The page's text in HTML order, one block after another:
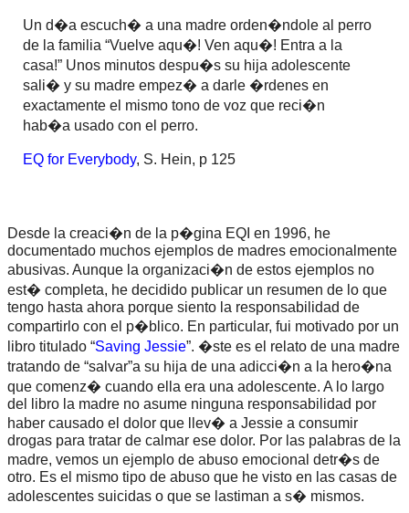
Un d�a escuch� a una madre orden�ndole al perro
de la familia “Vuelve aqu�! Ven aqu�! Entra a la
casa!” Unos minutos despu�s su hija adolescente
sali� y su madre empez� a darle �rdenes en
exactamente el mismo tono de voz que reci�n
hab�a usado con el perro.
EQ for Everybody, S. Hein, p 125
Desde la creaci�n de la p�gina EQI en 1996, he
documentado muchos ejemplos de madres emocionalmente
abusivas. Aunque la organizaci�n de estos ejemplos no
est� completa, he decidido publicar un resumen de lo que
tengo hasta ahora porque siento la responsabilidad de
compartirlo con el p�blico. En particular, fui motivado por un
libro titulado “Saving Jessie”. �ste es el relato de una madre
tratando de “salvar”a su hija de una adicci�n a la hero�na
que comenz� cuando ella era una adolescente. A lo largo
del libro la madre no asume ninguna responsabilidad por
haber causado el dolor que llev� a Jessie a consumir
drogas para tratar de calmar ese dolor. Por las palabras de la
madre, vemos un ejemplo de abuso emocional detr�s de
otro. Es el mismo tipo de abuso que he visto en las casas de
adolescentes suicidas o que se lastiman a s� mismos.